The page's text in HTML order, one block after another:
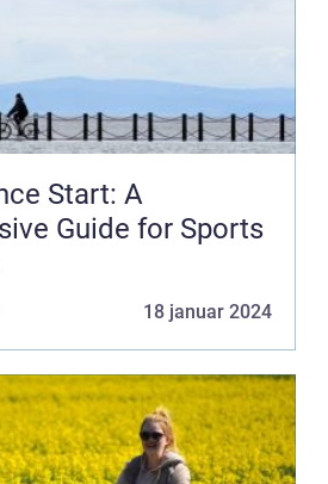
Start: A
Guide for Sports
18 januar 2024